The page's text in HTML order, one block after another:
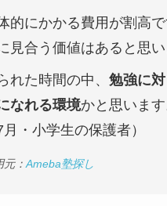
的にかかる費用が割高
見合う価値はあると思い
れた時間の中、 勉強に
なれる環境かと思いま
・小学生の保護者）
元： Ameba塾探し